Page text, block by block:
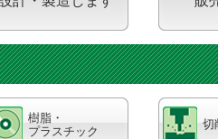
樹脂・
プラスチック
切